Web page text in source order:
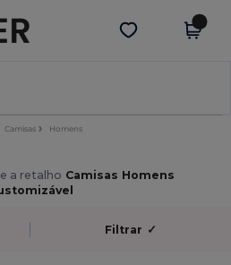
app!
Obter app
Camisas Homens
a retalho Camisas Homens
Filtrar ✓